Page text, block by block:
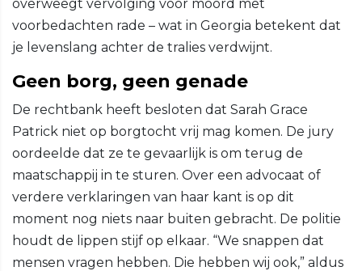
overweegt vervolging voor moord met
voorbedachten rade – wat in Georgia betekent dat
je levenslang achter de tralies verdwijnt.
Geen borg, geen genade
De rechtbank heeft besloten dat Sarah Grace
Patrick niet op borgtocht vrij mag komen. De jury
oordeelde dat ze te gevaarlijk is om terug de
maatschappij in te sturen. Over een advocaat of
verdere verklaringen van haar kant is op dit
moment nog niets naar buiten gebracht. De politie
houdt de lippen stijf op elkaar. “We snappen dat
mensen vragen hebben. Die hebben wij ook,” aldus